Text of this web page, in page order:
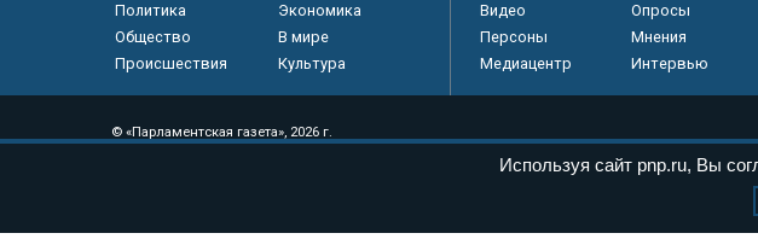
Политика
Экономика
Общество
В мире
Происшествия
Культура
Видео Опросы
Персоны
Мнения
Медиацентр
Интервью
© «Парламентская газета», 2026 г.
Электронное периодическое издание «Парламентская газета» зарегистрировано в
Используя сайт pnp.ru, Вы